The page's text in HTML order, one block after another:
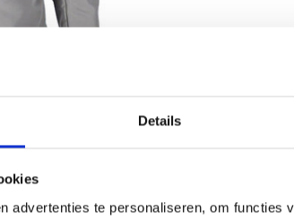
Details
advertenties te personaliseren, om functies